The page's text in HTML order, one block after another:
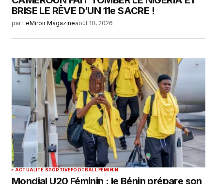
BRISE LE RÊVE D’UN 11e SACRE !
par LeMiroir Magazineaoût 10, 2026
ACTUALITÉ SPORTIVEFOOTBALL FEMININ
Mondial U20 Féminin : le Bénin prépare son